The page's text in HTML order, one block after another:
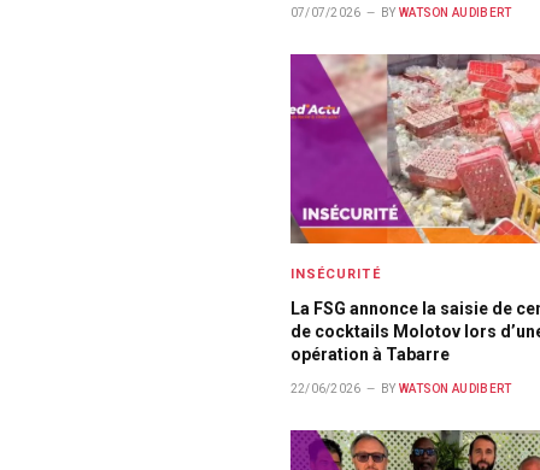
07/07/2026 BY WATSON AUDIBERT
INSÉCURITÉ
La FSG annonce la saisie de
de cocktails Molotov lors
opération à Tabarre
22/06/2026 BY WATSON AUDIBERT